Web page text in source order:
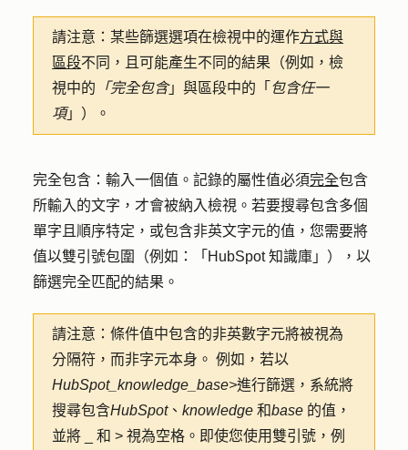
請注意： 某些篩選選項在檢視中的運作方式與
區段不同，且可能產生不同的結果（例如，檢
視中的 「完全包含」與區段中的「 包含任一
項」）。
完全包含 ：輸入一個值 。記錄的屬性值必須完全包含
所輸入的文字，才會被納入檢視。若要搜尋包含多個
單字且順序特定，或包含非英文字元的值，您需要將
值以雙引號包圍（例如：「HubSpot 知識庫」），以
篩選完全匹配的結果。
請注意： 條件值中包含的非英數字元將被視為
分隔符，而非字元本身。 例如，若以
HubSpot_knowledge_base>進行篩選，系統將
搜尋包含HubSpot、 knowledge 和base 的值，
並將 _ 和 > 視為空格。即使您使用雙引號，例